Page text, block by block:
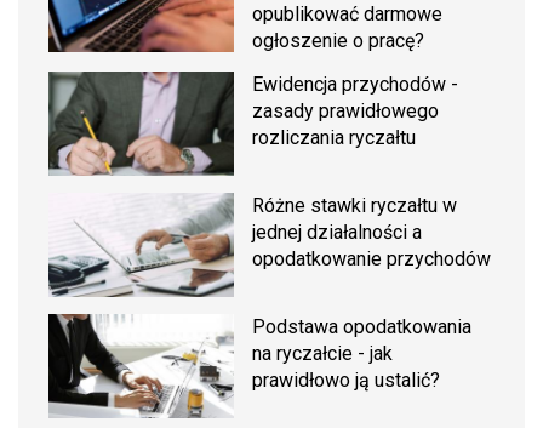
opublikować darmowe
ogłoszenie o pracę?
Ewidencja przychodów -
zasady prawidłowego
rozliczania ryczałtu
Różne stawki ryczałtu w
jednej działalności a
opodatkowanie przychodów
Podstawa opodatkowania
na ryczałcie - jak
prawidłowo ją ustalić?